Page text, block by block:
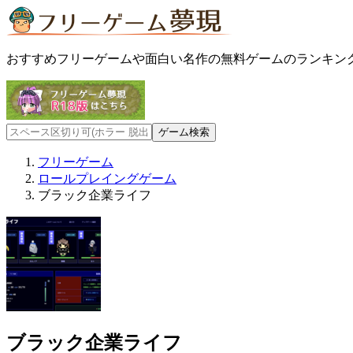
おすすめフリーゲームや面白い名作の無料ゲームのランキン
フリーゲーム
ロールプレイングゲーム
ブラック企業ライフ
ブラック企業ライフ